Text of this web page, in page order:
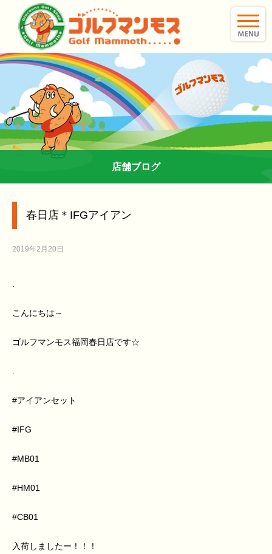
店舗ブログ
春日店＊IFGアイアン
2019年2月20日
.
こんにちは～
ゴルフマンモス福岡春日店です☆
.
#アイアンセット
#IFG
#MB01
#HM01
#CB01
入荷しましたー！！！